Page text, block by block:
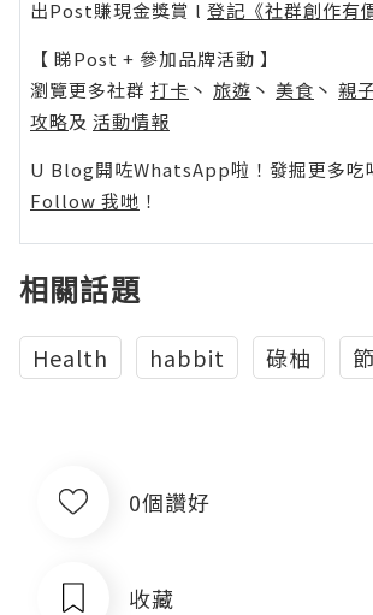
出Post賺現金獎賞 l 登記《社群創作有
【 睇Post + 參加品牌活動 】
瀏覽更多社群 打卡 丶 旅遊 丶 美食 丶 親
攻略及 活動情報
U Blog開咗WhatsApp啦！發掘更多吃
Follow 我哋 ！
相關話題
Health habbit 碌柚
0個讚好
收藏